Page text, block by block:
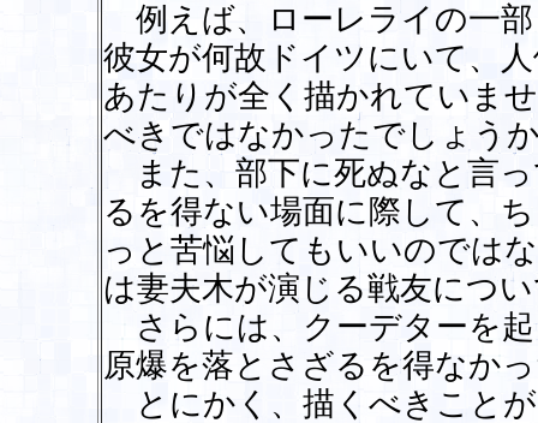
例えば、ローレライの一
彼女が何故ドイツにいて、
あたりが全く描かれていま
べきではなかったでしょう
また、部下に死ぬなと言
るを得ない場面に際して、
っと苦悩してもいいのでは
は妻夫木が演じる戦友につ
さらには、クーデターを
原爆を落とさざるを得なか
とにかく、描くべきこと